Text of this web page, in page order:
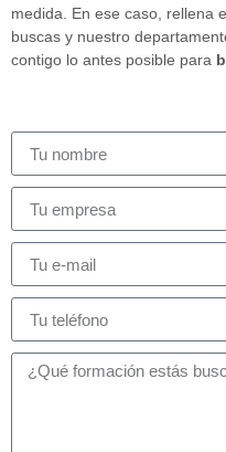
medida. En ese caso, rellena
buscas y nuestro
contigo lo antes posible para